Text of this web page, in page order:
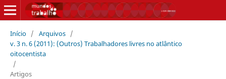
Início / Arquivos /
v. 3 n. 6 (2011): (Outros) Trabalhadores livres no atlântico
oitocentista
/
Artigos